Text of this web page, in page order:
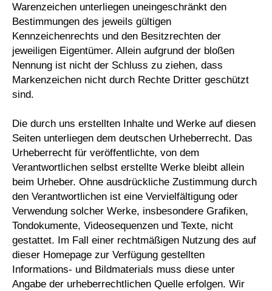
Warenzeichen unterliegen uneingeschränkt den
Bestimmungen des jeweils gültigen
Kennzeichenrechts und den Besitzrechten der
jeweiligen Eigentümer. Allein aufgrund der bloßen
Nennung ist nicht der Schluss zu ziehen, dass
Markenzeichen nicht durch Rechte Dritter geschützt
sind.
Die durch uns erstellten Inhalte und Werke auf diesen
Seiten unterliegen dem deutschen Urheberrecht. Das
Urheberrecht für veröffentlichte, von dem
Verantwortlichen selbst erstellte Werke bleibt allein
beim Urheber. Ohne ausdrückliche Zustimmung durch
den Verantwortlichen ist eine Vervielfältigung oder
Verwendung solcher Werke, insbesondere Grafiken,
Tondokumente, Videosequenzen und Texte, nicht
gestattet. Im Fall einer rechtmäßigen Nutzung des auf
dieser Homepage zur Verfügung gestellten
Informations- und Bildmaterials muss diese unter
Angabe der urheberrechtlichen Quelle erfolgen. Wir